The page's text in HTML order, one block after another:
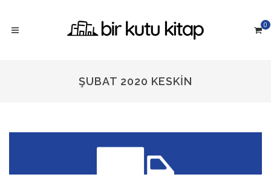
0
ŞUBAT 2020 KESKIN